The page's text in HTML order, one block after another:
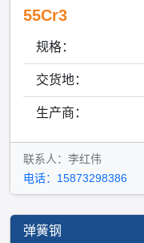
55Cr3
规格：
交货地：
生产商：
联系人：李红伟
电话：15873298386
弹簧钢